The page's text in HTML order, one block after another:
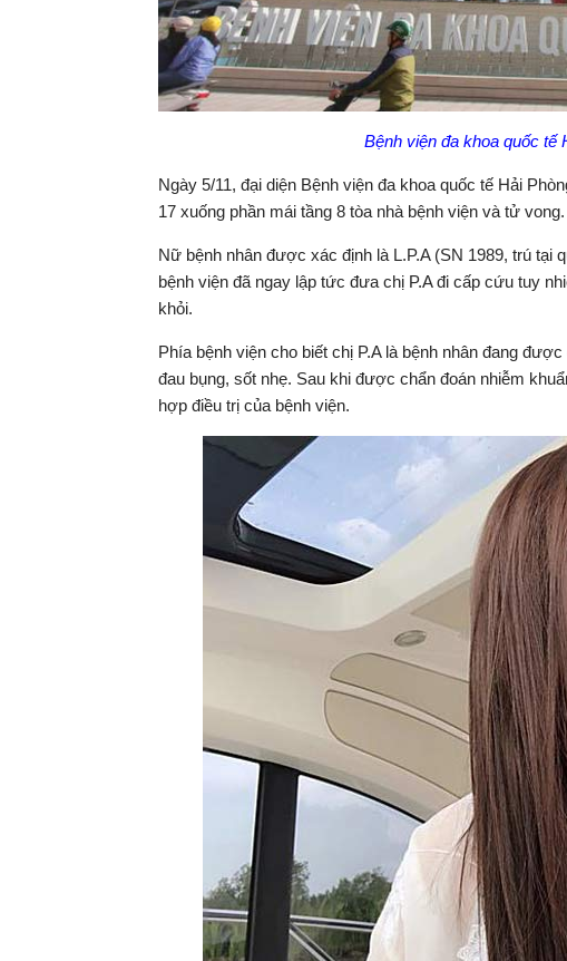
Bệnh viện đa khoa quốc tế
Ngày 5/11, đại diện Bệnh viện đa khoa quốc tế Hải
17 xuống phần mái tầng 8 tòa nhà bệnh viện và tử vong.
Nữ bệnh nhân được xác định là L.P.A (SN 1989, trú tại
bệnh viện đã ngay lập tức đưa chị P.A đi cấp cứu tuy
khỏi.
Phía bệnh viện cho biết chị P.A là bệnh nhân đang
đau bụng, sốt nhẹ. Sau khi được chẩn đoán nhiễm
hợp điều trị của bệnh viện.